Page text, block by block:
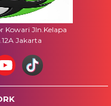
Kowari Jln.Kelapa
Jakarta